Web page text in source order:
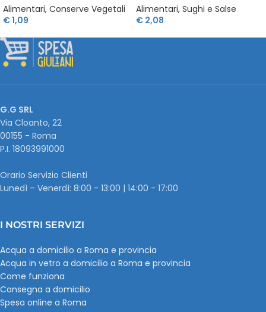
Alimentari, Conserve Vegetali
€1,09
Alimentari, Sughi e Salse
€ 2,08
G.G SRL
Via Cloanto, 22
00155 - Roma
P.I. ‭18093991000
Orario Servizio Clienti
Lunedì – Venerdì: 8:00 - 13:00 | 14:00 - 17:00
I NOSTRI SERVIZI
Acqua a domicilio a Roma e provincia
Acqua in vetro a domicilio a Roma e provincia
Come funziona
Consegna a domicilio
Spesa online a Roma